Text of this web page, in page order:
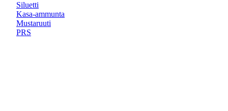
Siluetti
Kasa-ammunta
Mustaruuti
PRS